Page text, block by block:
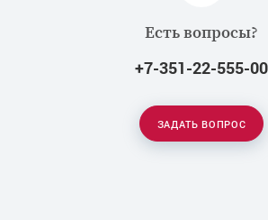
Есть вопросы?
+7-351-22-555-00
ЗАДАТЬ ВОПРОС